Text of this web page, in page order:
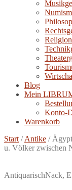
Blog
Mein
Konto-
Warenkorb
Start /Antike /
u. Völker zwischen
AntiquarischNack,